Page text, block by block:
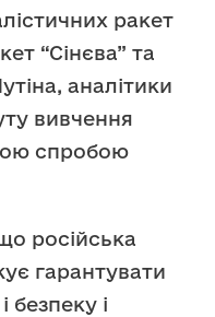
ракет
“Сінєва” та
аналітики
вивчення
спробою
російська
гарантувати
безпеку і